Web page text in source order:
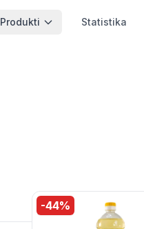
Produkti Statistika
-44%